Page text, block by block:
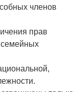
членов
прав
семейных